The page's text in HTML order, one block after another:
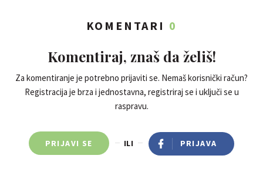
KOMENTARI 0
Komentiraj, znaš da želiš!
Za komentiranje je potrebno prijaviti se. Nemaš korisnički račun?
Registracija je brza i jednostavna, registriraj se i uključi se u
raspravu.
PRIJAVI SE ILI PRIJAVA